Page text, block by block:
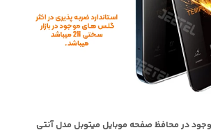
3 گانه موجود در محافظ صفحه موبایل میتوبل مدل آنتی